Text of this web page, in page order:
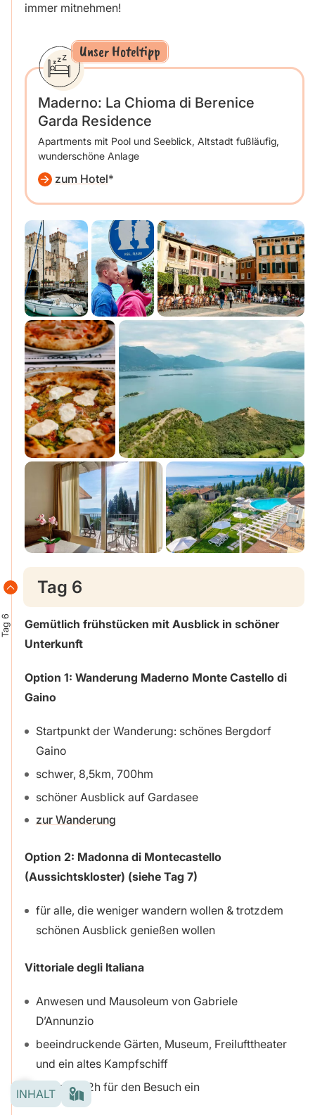
immer mitnehmen!
Unser Hoteltipp
Maderno: La Chioma di Berenice
Garda Residence
Apartments mit Pool und Seeblick, Altstadt fußläufig,
wunderschöne Anlage
zum Hotel
Tag 6
Tag 6
Gemütlich frühstücken mit Ausblick in schöner
Unterkunft
Option 1: Wanderung Maderno Monte Castello di
Gaino
Startpunkt der Wanderung: schönes Bergdorf
Gaino
schwer, 8,5km, 700hm
schöner Ausblick auf Gardasee
zur Wanderung
Option 2: Madonna di Montecastello
(Aussichtskloster) (siehe Tag 7)
für alle, die weniger wandern wollen & trotzdem
schönen Ausblick genießen wollen
Vittoriale degli Italiana
Anwesen und Mausoleum von Gabriele
D’Annunzio
beeindruckende Gärten, Museum, Freilufttheater
und ein altes Kampfschiff
plane gut 2h für den Besuch ein
INHALT